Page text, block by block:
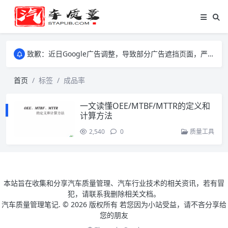
致歉：近日Google广告调整，导致部分广告遮挡页面，严重影响大家访问体验，将尽快调整完成，由此带来的不便，特意致歉！
致歉：近日Google广告调整，导致部分广告遮挡页面，严重影响大家访问体验，将尽快调整完成，由此带来的不便，特意致歉！
首页 标签 成品率
一文读懂OEE/MTBF/MTTR的定义和
计算方法
2,540 0 质量工具
本站旨在收集和分享汽车质量管理、汽车行业技术的相关资讯，若有冒
犯，请联系我删除相关文档。
汽车质量管理笔记. © 2026 版权所有 若您因为小站受益，请不吝分享给
您的朋友